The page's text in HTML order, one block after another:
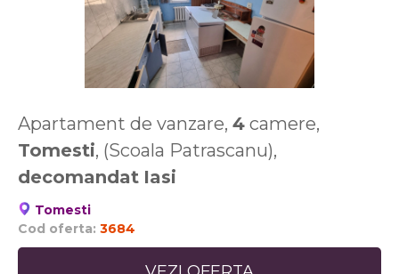
Apartament de vanzare, 4 camere,
Tomesti, (Scoala Patrascanu),
decomandat Iasi
Tomesti
Cod oferta: 3684